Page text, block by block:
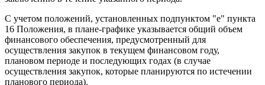
С учетом положений, установленных подпунктом "е" пункта
16 Положения, в плане-графике указывается общий объем
финансового обеспечения, предусмотренный для
осуществления закупок в текущем финансовом году,
плановом периоде и последующих годах (в случае
осуществления закупок, которые планируются по истечении
планового периода).